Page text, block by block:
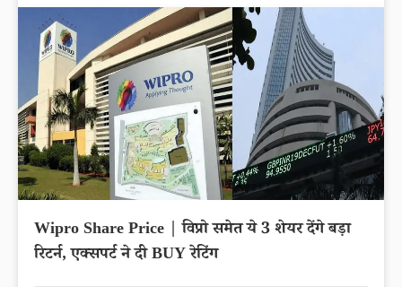
Wipro Share Price | विप्रो समेत ये 3 शेयर देंगे बड़ा
रिटर्न, एक्सपर्ट ने दी BUY रेटिंग